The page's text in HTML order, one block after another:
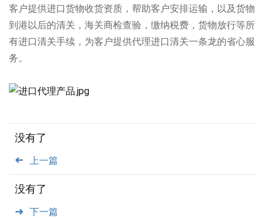
客户提供进口货物收货资质，帮助客户安排运输，以及货物
到港以后的清关，海关商检查验，缴纳税费，货物放行等所
有进口清关手续，为客户提供代理进口清关一条龙的省心服
务。
上一篇
没有了
下一篇
没有了